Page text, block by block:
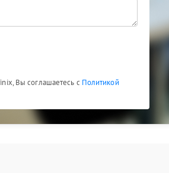
Вы соглашаетесь с Политикой